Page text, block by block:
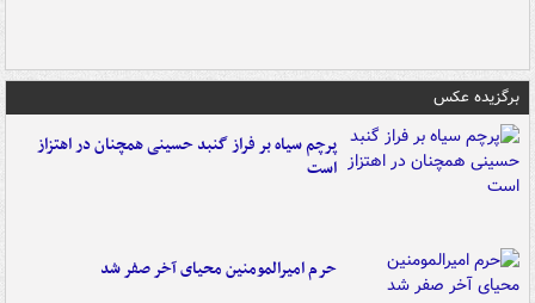
برگزیده عکس
پرچم سیاه بر فراز گنبد حسینی همچنان در اهتزاز
است
حرم امیرالمومنین محیای آخر صفر شد